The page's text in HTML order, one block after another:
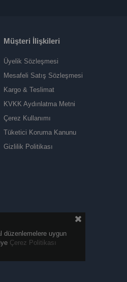
Müşteri İlişkileri
Üyelik Sözleşmesi
Mesafeli Satış Sözleşmesi
Kargo & Teslimat
KVKK Aydınlatma Metni
Çerez Kullanımı
Tüketici Koruma Kanunu
Gizlilik Politikası
düzenlemelere uygun
Çerez Politikası